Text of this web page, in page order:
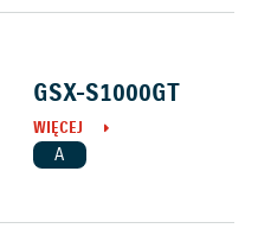
GSX-S1000GT
WIĘCEJ
A